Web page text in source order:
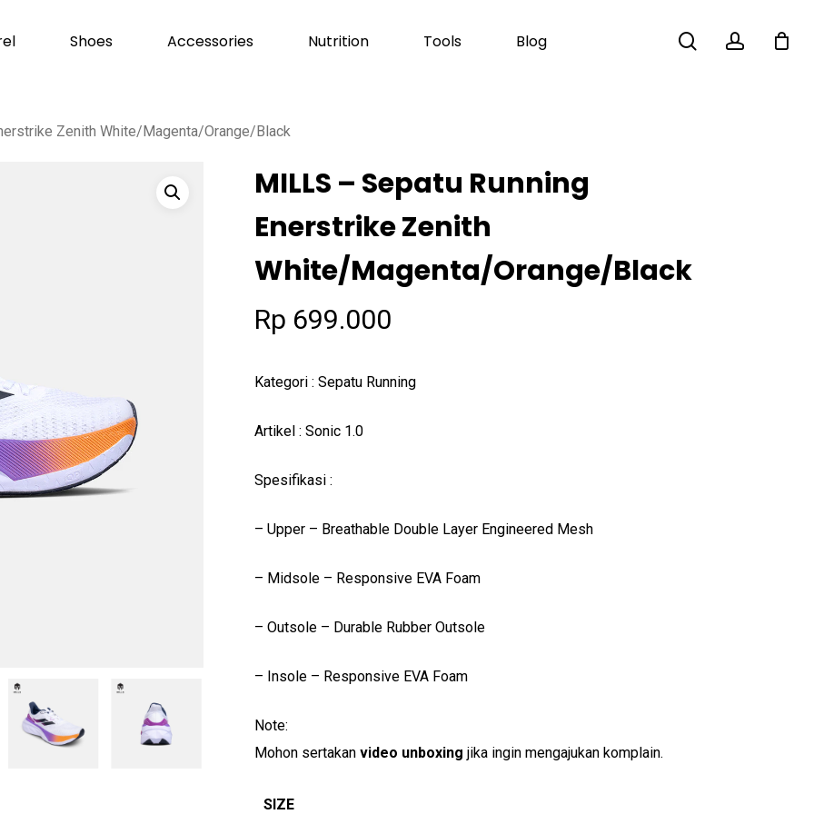
Shoes Accessories Nutrition Tools Blog searchaccount
Cart Close
Zenith White/Magenta/Orange/Black
MILLS – Sepatu Running
Enerstrike Zenith
White/Magenta/Orange/Black
Rp 699.000
Kategori : Sepatu Running
Artikel : Sonic 1.0
Spesifikasi :
– Upper – Breathable Double Layer Engineered Mesh
– ⁠Midsole – Responsive EVA Foam
– Outsole – Durable Rubber Outsole
– Insole – Responsive EVA Foam
Note:
Mohon sertakan video unboxing jika ingin mengajukan komplain.
SIZE